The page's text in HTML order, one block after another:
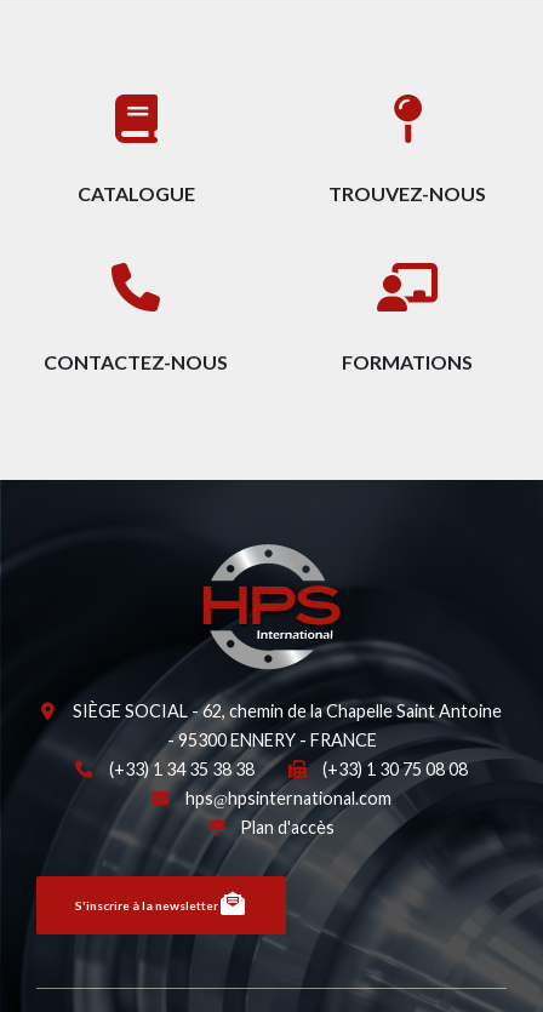
CATALOGUE TROUVEZ-NOUS
CONTACTEZ-NOUS FORMATIONS
SIÈGE SOCIAL - 62, chemin de la Chapelle Saint Antoine
- 95300 ENNERY - FRANCE
(+33) 1 34 35 38 38
(+33) 1 30 75 08 08
hps
hpsinternational.com
Plan d'accès
S'inscrire à la newsletter